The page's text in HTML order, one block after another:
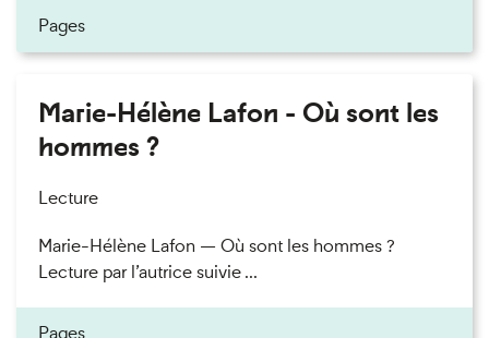
Pages
Marie-Hélène Lafon - Où sont les
hommes ?
Lecture
Marie-Hélène Lafon — Où sont les hommes ?
Lecture par l’autrice suivie ...
Pages